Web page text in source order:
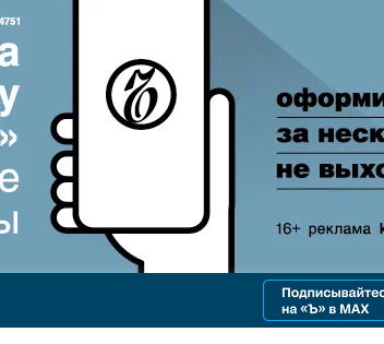
Реклама в «Ъ» www.kommersant.ru/ad